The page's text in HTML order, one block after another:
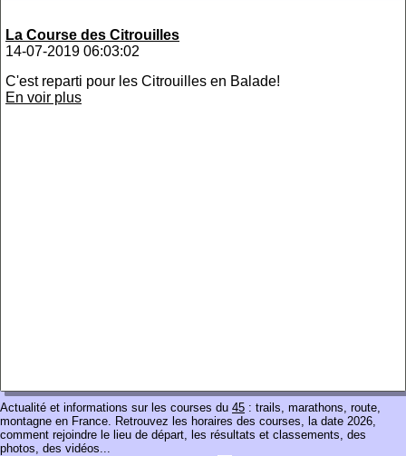
La Course des Citrouilles
14-07-2019 06:03:02
C'est reparti pour les Citrouilles en Balade!
En voir plus
Actualité et informations sur les courses du 45 : trails, marathons, route,
montagne en France. Retrouvez les horaires des courses, la date 2026,
comment rejoindre le lieu de départ, les résultats et classements, des
photos, des vidéos...